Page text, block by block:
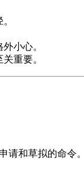
小心。
重要。
和草拟的命令